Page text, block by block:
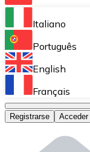
Bitnovo Ramp
Integra
Bitnovo
Bitnovo OTC
Bitnovo ATM
Italiano
Português
English
Français
Registrarse Acceder